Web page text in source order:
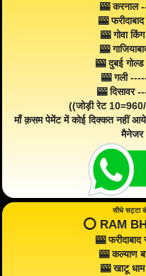
🎰 करनाल
🎰
🎰 गोवा
🎰
🎰 दुबई
🎰 गली
🎰 दिसावर
((जोड़ी रेट
माँ क़सम पेमेंट में कोई दिक्कत नहीं
मैनेजर
सीधे सट्टा
⭕️ RAM
🎰
🎰 कल्याण
🎰 खाटू